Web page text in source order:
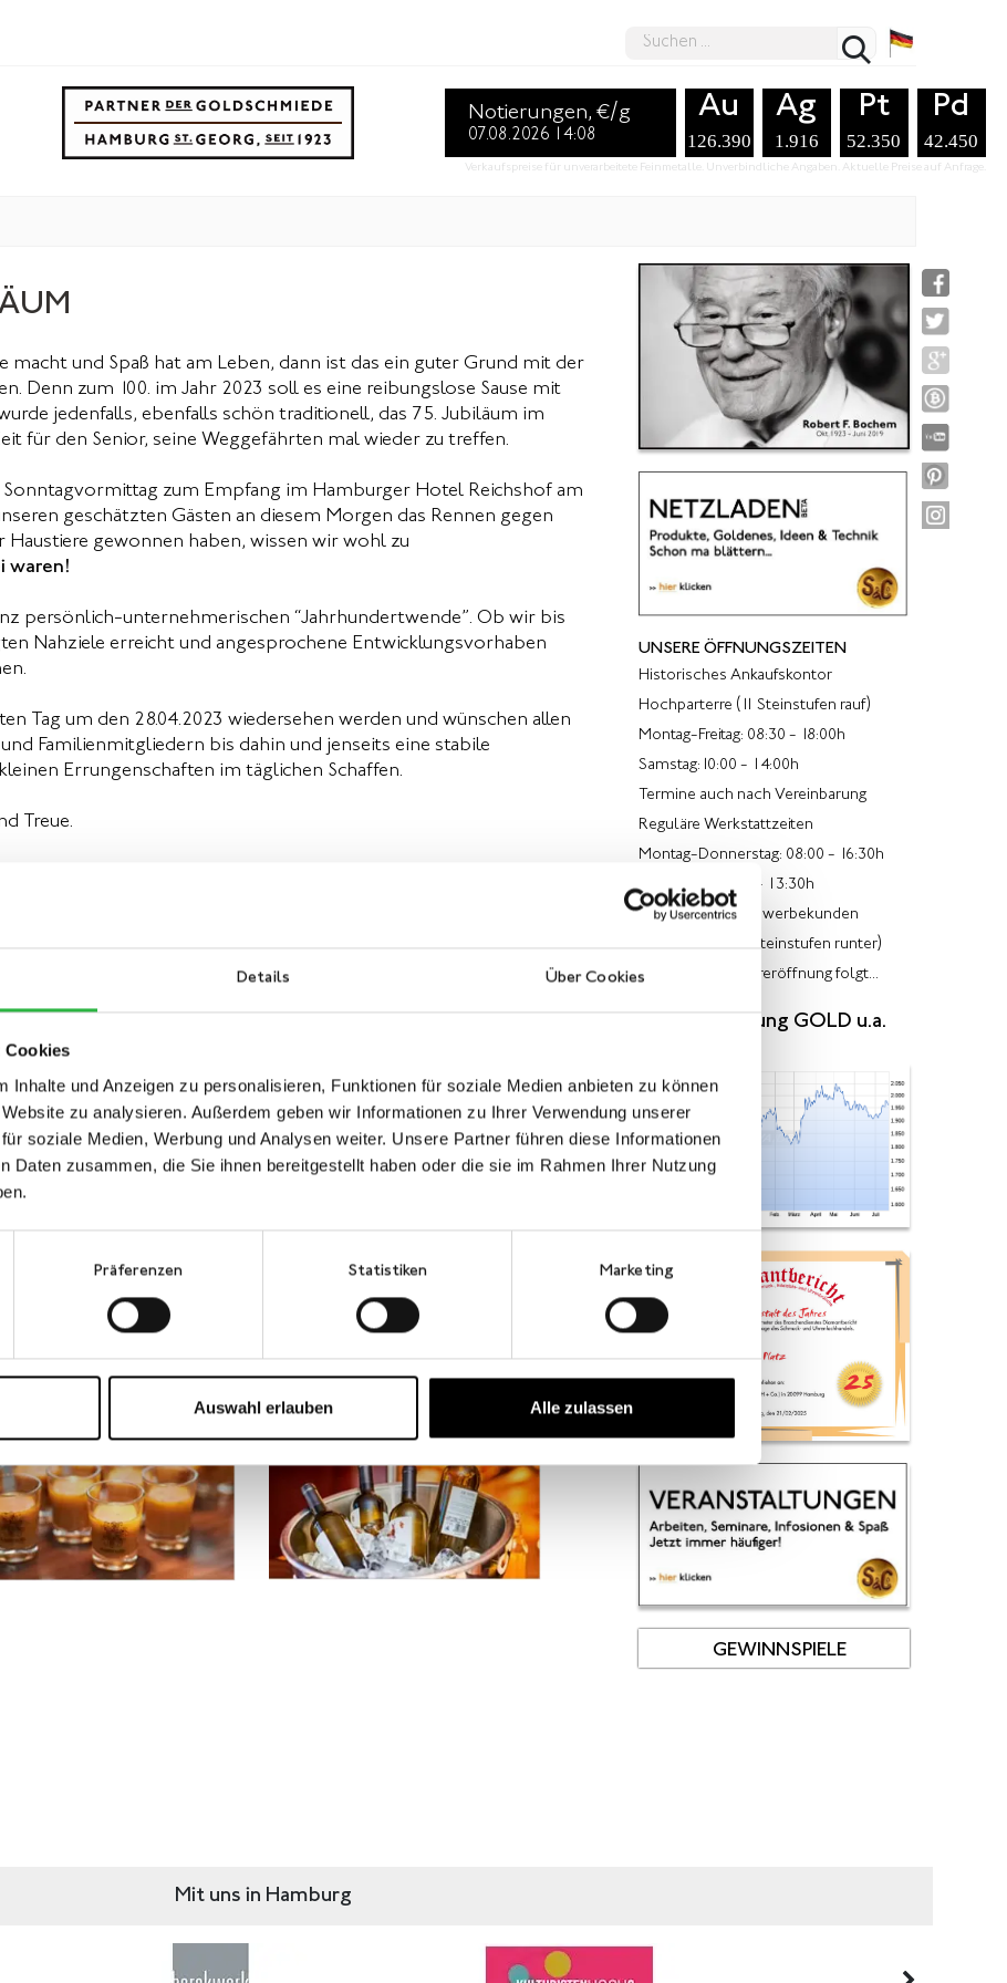
Details Über Cookies
Cookies
Inhalte und Anzeigen zu personalisieren, Funktionen für soziale Medien anbieten zu können
zu analysieren. Außerdem geben wir Informationen zu Ihrer Verwendung unserer
soziale Medien, Werbung und Analysen weiter. Unsere Partner führen diese Informationen
Daten zusammen, die Sie ihnen bereitgestellt haben oder die sie im Rahmen Ihrer Nutzung
Präferenzen Statistiken Marketing
Auswahl erlauben Alle zulassen
Pd
42.450
Pt
52.350
Ag
1.916
Au
126.390
Notierungen, €/g
07.08.2026 14:08
Verkaufspreise für unverarbeitete Feinmetalle. Unverbindliche Angaben. Aktuelle Preise auf Anfrage.
macht und Spaß hat am Leben, dann ist das ein guter Grund mit der
Denn zum 100. im Jahr 2023 soll es eine reibungslose Sause mit
jedenfalls, ebenfalls schön traditionell, das 75. Jubiläum im
für den Senior, seine Weggefährten mal wieder zu treffen.
Sonntagvormittag zum Empfang im Hamburger Hotel Reichshof am
geschätzten Gästen an diesem Morgen das Rennen gegen
Haustiere gewonnen haben, wissen wir wohl zu
waren!
persönlich-unternehmerischen “Jahrhundertwende”. Ob wir bis
Nahziele erreicht und angesprochene Entwicklungsvorhaben
Tag um den 28.04.2023 wiedersehen werden und wünschen allen
Familienmitgliedern bis dahin und jenseits eine stabile
Errungenschaften im täglichen Schaffen.
Treue.
UNSERE ÖFFNUNGSZEITEN
Historisches Ankaufskontor
Hochparterre (11 Steinstufen rauf)
Montag-Freitag: 08:30 - 18:00h
Samstag:10:00 - 14:00h
Termine auch nach Vereinbarung
Reguläre Werkstattzeiten
Montag-Donnerstag: 08:00 - 16:30h
Freitag von 08:00 - 13:30h
Ladenlokal für Gewerbekunden
im Souterrain (5 Steinstufen runter)
Termin für Wiedereröffnung folgt...
Kursentwicklung GOLD u.a.
GEWINNSPIELE
Mit uns in Hamburg